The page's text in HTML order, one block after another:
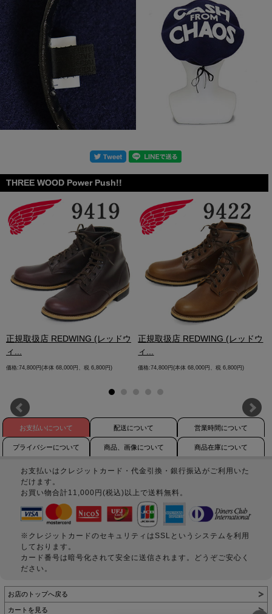
THREE WOOD Power Push!!
正規取扱店 REDWING (レッドウ
ィ...
価格:74,800円(本体 68,000円、税 6,800円)
正規取扱店 REDWING (レッドウ
ィ...
価格:74,800円(本体 68,000円、税 6,800円)
お支払いについて 配送について 営業時間について
プライバシーについて 商品、画像について 商品在庫について
お支払いはクレジットカード・代金引換・銀行振込がご利用いた
だけます。
お買い物合計11,000円(税込)以上で送料無料。
※クレジットカードのセキュリティはSSLというシステムを利用
しております。
カード番号は暗号化されて安全に送信されます。どうぞご安心く
ださい。
お店のトップへ戻る
カートを見る